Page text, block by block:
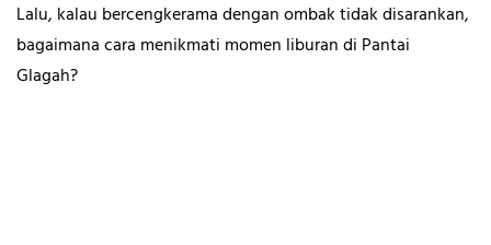
Lalu, kalau bercengkerama dengan ombak tidak disarankan,
bagaimana cara menikmati momen liburan di Pantai
Glagah?